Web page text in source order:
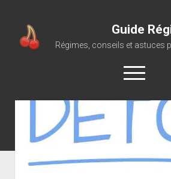
Guide
Régimes, conseils et astuces
open
menu